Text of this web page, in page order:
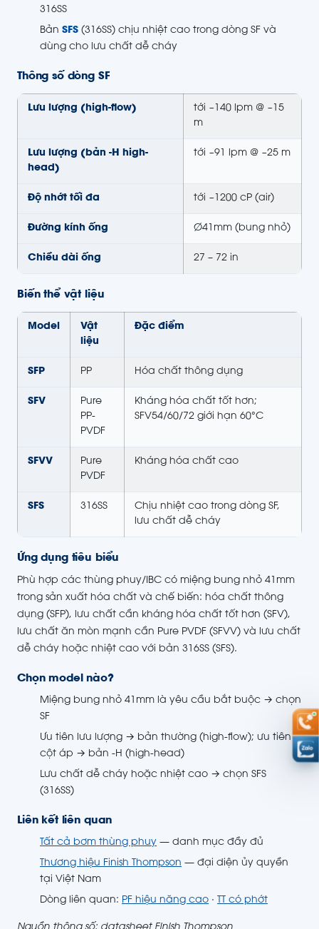
316SS
Bản SFS (316SS) chịu nhiệt cao trong dòng SF và
dùng cho lưu chất dễ cháy
Thông số dòng SF
Lưu lượng (high-flow)
tới ~140 lpm @ ~15
m
Lưu lượng (bản -H high-
head)
tới ~91 lpm @ ~25 m
Độ nhớt tối đa tới ~1200 cP (air)
Đường kính ống Ø41mm (bung nhỏ)
Chiều dài ống 27 – 72 in
Biến thể vật liệu
Model
Vật
liệu
Đặc điểm
SFP PP Hóa chất thông dụng
SFV
Pure
PP-
PVDF
Kháng hóa chất tốt hơn;
SFV54/60/72 giới hạn 60°C
SFVV
Pure
PVDF
Kháng hóa chất cao
SFS 316SS
Chịu nhiệt cao trong dòng SF,
lưu chất dễ cháy
Ứng dụng tiêu biểu
Phù hợp các thùng phuy/IBC có miệng bung nhỏ 41mm
trong sản xuất hóa chất và chế biến: hóa chất thông
dụng (SFP), lưu chất cần kháng hóa chất tốt hơn (SFV),
lưu chất ăn mòn mạnh cần Pure PVDF (SFVV) và lưu chất
dễ cháy hoặc nhiệt cao với bản 316SS (SFS).
Chọn model nào?
Miệng bung nhỏ 41mm là yêu cầu bắt buộc → chọn
SF
Ưu tiên lưu lượng → bản thường (high-flow); ưu tiên
cột áp → bản -H (high-head)
Lưu chất dễ cháy hoặc nhiệt cao → chọn SFS
(316SS)
Liên kết liên quan
Tất cả bơm thùng phuy — danh mục đầy đủ
Thương hiệu Finish Thompson — đại diện ủy quyền
tại Việt Nam
Dòng liên quan: PF hiệu năng cao · TT có phớt